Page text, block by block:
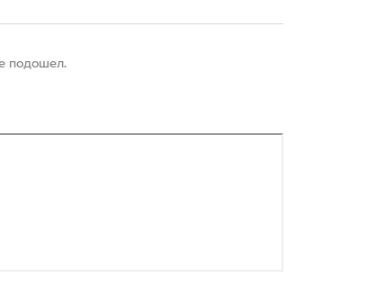
подошел.